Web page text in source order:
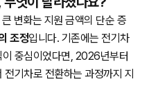
변화는 지원 금액의 단순 증
조정입니다. 기존에는 전기차
중심이었다면, 2026년부터
기차로 전환하는 과정까지 지